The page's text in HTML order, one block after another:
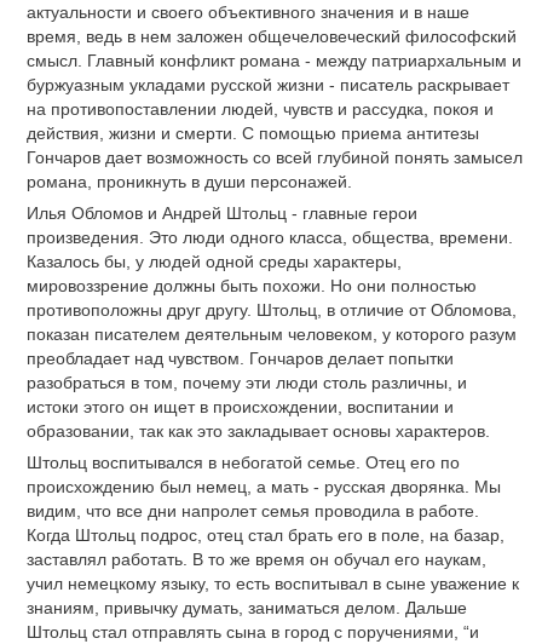
актуальности и своего объективного значения и в наше
время, ведь в нем заложен общечеловеческий философский
смысл. Главный конфликт романа - между патриархальным и
буржуазным укладами русской жизни - писатель раскрывает
на противопоставлении людей, чувств и рассудка, покоя и
действия, жизни и смерти. С помощью приема антитезы
Гончаров дает возможность со всей глубиной понять замысел
романа, проникнуть в души персонажей.
Илья Обломов и Андрей Штольц - главные герои
произведения. Это люди одного класса, общества, времени.
Казалось бы, у людей одной среды характеры,
мировоззрение должны быть похожи. Но они полностью
противоположны друг другу. Штольц, в отличие от Обломова,
показан писателем деятельным человеком, у которого разум
преобладает над чувством. Гончаров делает попытки
разобраться в том, почему эти люди столь различны, и
истоки этого он ищет в происхождении, воспитании и
образовании, так как это закладывает основы характеров.
Штольц воспитывался в небогатой семье. Отец его по
происхождению был немец, а мать - русская дворянка. Мы
видим, что все дни напролет семья проводила в работе.
Когда Штольц подрос, отец стал брать его в поле, на базар,
заставлял работать. В то же время он обучал его наукам,
учил немецкому языку, то есть воспитывал в сыне уважение к
знаниям, привычку думать, заниматься делом. Дальше
Штольц стал отправлять сына в город с поручениями, “и